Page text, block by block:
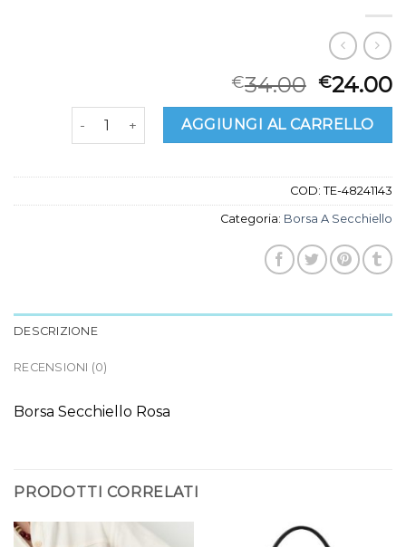
€34.00 €24.00
borsa a secchiello quantitàAGGIUNGI AL CARRELLO
COD: TE-48241143
Categoria: Borsa A Secchiello
DESCRIZIONE
RECENSIONI (0)
Borsa Secchiello Rosa
PRODOTTI CORRELATI